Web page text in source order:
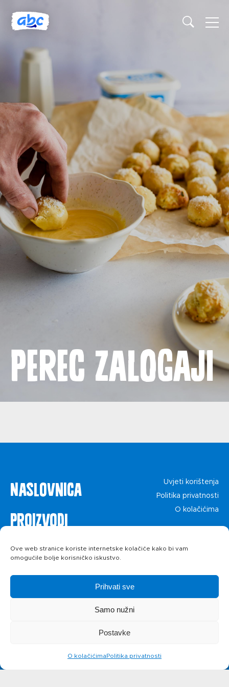
Ove web stranice koriste internetske kolačiće kako bi vam
omogućile bolje korisničko iskustvo.
Prihvati sve
Samo nužni
Postavke
O kolačićimaPolitika privatnosti
Naslovnica
Proizvodi
Recepti
Priča o ABC siru
Perec zalogaji
Naslovnica
Proizvodi
Recepti
Priča o ABC
Uvjeti korištenja
Politika privatnosti
O kolačićima